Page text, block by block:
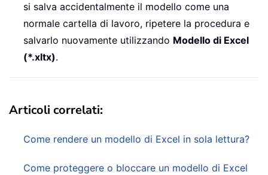
si salva accidentalmente il modello come una
normale cartella di lavoro, ripetere la procedura e
salvarlo nuovamente utilizzando Modello di Excel
(*.xltx).
Articoli correlati:
Come rendere un modello di Excel in sola lettura?
Come proteggere o bloccare un modello di Excel